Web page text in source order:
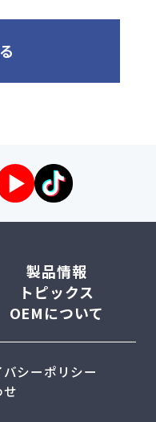
製品情報
トピックス
OEMについて
バシーポリシー